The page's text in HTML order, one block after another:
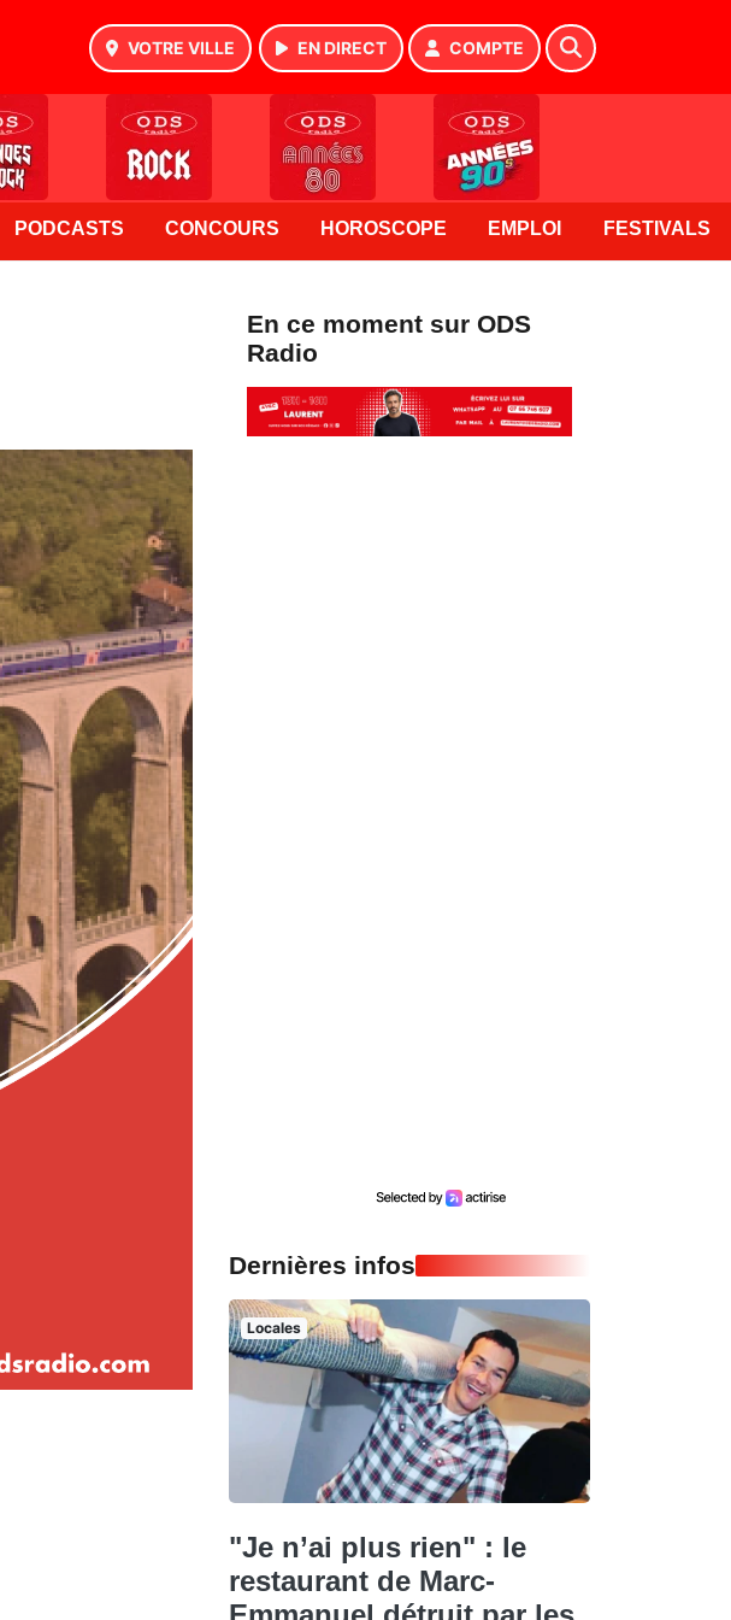
VOTRE VILLE EN DIRECT COMPTE
PODCASTS CONCOURS HOROSCOPE EMPLOI FESTIVALS
En ce moment sur ODS
Radio
Dernières infos
Locales
"Je n’ai plus rien" : le
restaurant de Marc-